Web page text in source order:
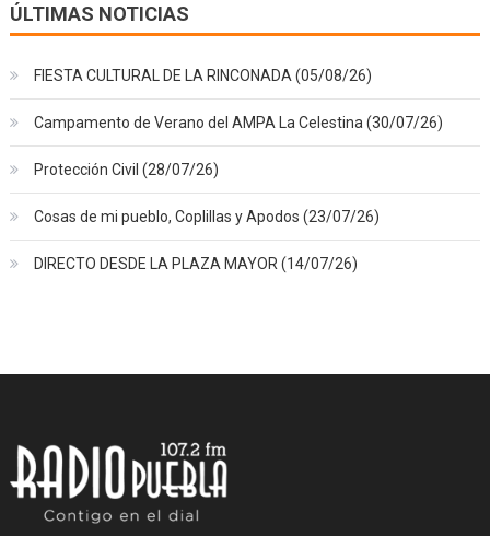
ÚLTIMAS NOTICIAS
FIESTA CULTURAL DE LA RINCONADA (05/08/26)
Campamento de Verano del AMPA La Celestina (30/07/26)
Protección Civil (28/07/26)
Cosas de mi pueblo, Coplillas y Apodos (23/07/26)
DIRECTO DESDE LA PLAZA MAYOR (14/07/26)